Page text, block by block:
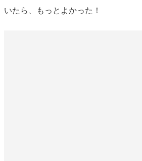
いたら、もっとよかった！